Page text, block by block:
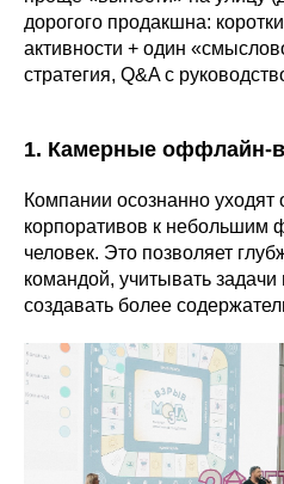
дорогого продакшна:
активности + один
стратегия, Q&A с
1. Камерные оффлайн-
Компании осознанно уходят
корпоративов к небольшим
человек. Это позволяет
командой, учитывать
создавать более